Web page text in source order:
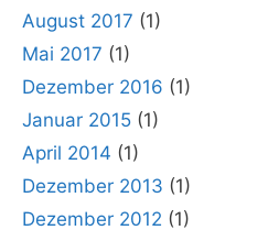
August 2017 (1)
Mai 2017 (1)
Dezember 2016 (1)
Januar 2015 (1)
April 2014 (1)
Dezember 2013 (1)
Dezember 2012 (1)